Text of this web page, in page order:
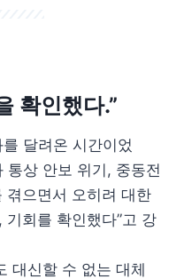
확인했다.”
달려온 시간이었
통상 안보 위기, 중동전
겪으면서 오히려 대한
회를 확인했다”고 강
대신할 수 없는 대체